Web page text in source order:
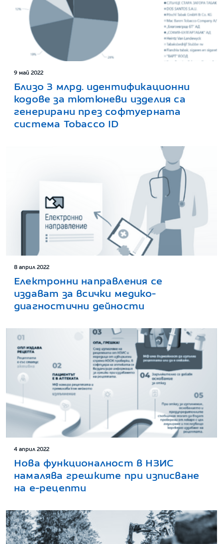
9 май 2022
Близо 3 млрд. идентификационни
кодове за тютюневи изделия са
генерирани през софтуерната
система Tobacco ID
8 април 2022
Електронни направления се
издават за всички медико-
диагностични дейности
4 април 2022
Нова функционалност в НЗИС
намалява грешките при изписване
на е-рецепти